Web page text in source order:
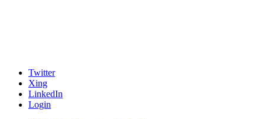
Twitter
Xing
LinkedIn
Login